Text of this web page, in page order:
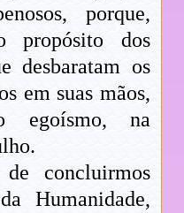
porque,
propósito dos
desbaratam os
em suas mãos,
egoísmo, na
concluirmos
Humanidade,